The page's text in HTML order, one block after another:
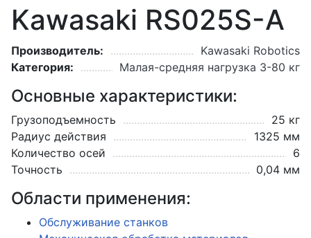
Kawasaki RS025S-A
Производитель:
Kawasaki Robotics
Категория:
Малая-средняя нагрузка 3-80 кг
Основные характеристики:
Грузоподъемность
25 кг
Радиус действия
1325 мм
Количество осей
6
Точность
0,04 мм
Области применения:
Обслуживание станков